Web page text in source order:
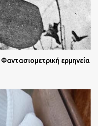
ερμηνεία